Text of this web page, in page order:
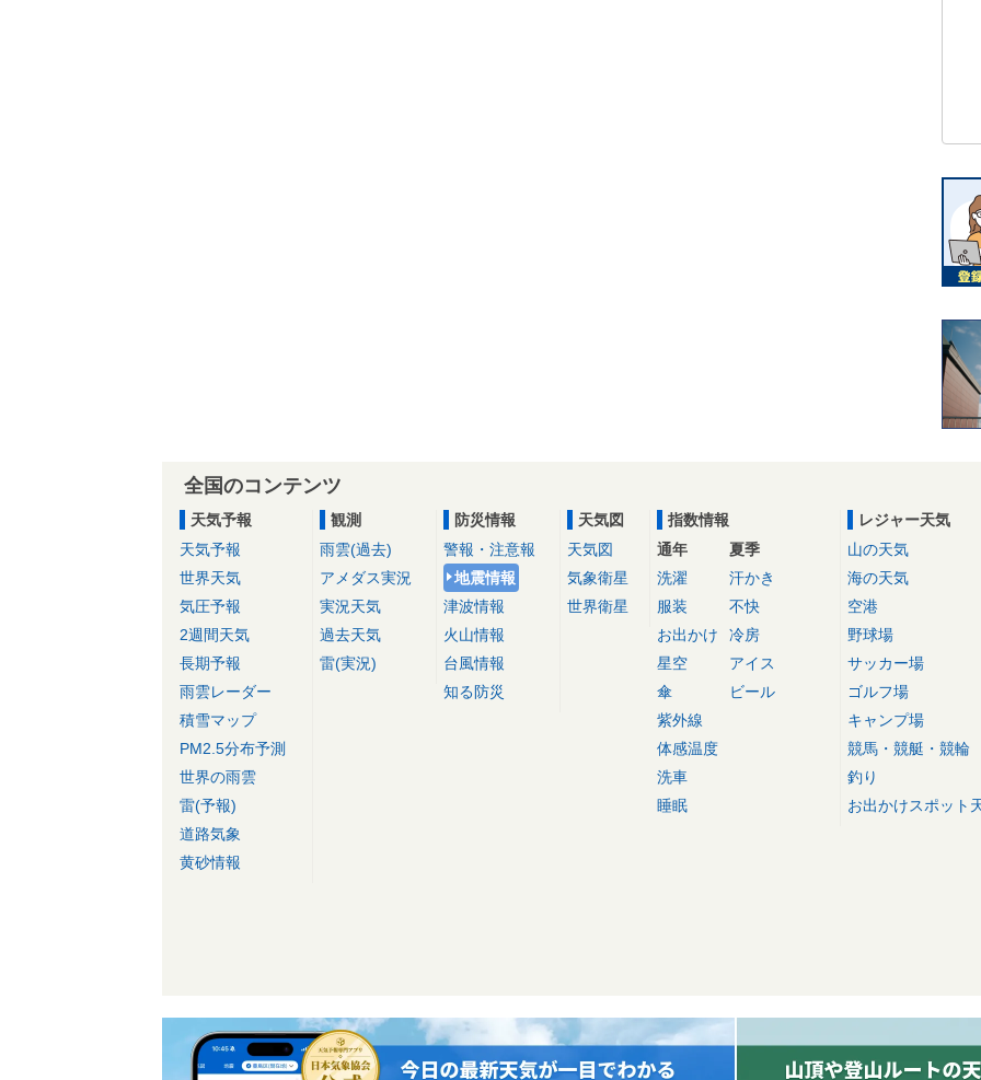
全国のコンテンツ
天気予報
天気予報
世界天気
気圧予報
2週間天気
長期予報
雨雲レーダー
積雪マップ
PM2.5分布予測
世界の雨雲
雷(予報)
道路気象
黄砂情報
観測
雨雲(過去)
アメダス実況
実況天気
過去天気
雷(実況)
防災情報
警報・注意報
地震情報
津波情報
火山情報
台風情報
知る防災
天気図
天気図
気象衛星
世界衛星
指数情報
通年
洗濯
服装
お出かけ
星空
傘
紫外線
体感温度
洗車
睡眠
夏季
汗かき
不快
冷房
アイス
ビール
レジャー天気
山の天気
海の天気
空港
野球場
サッカー場
ゴルフ場
キャンプ場
競馬・競艇・競輪
釣り
お出かけスポット